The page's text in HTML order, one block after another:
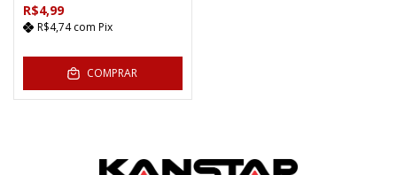
R$4,99
R$4,74com Pix
COMPRAR